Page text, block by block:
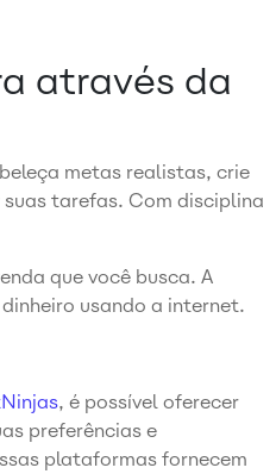
através da
metas realistas, crie
tarefas. Com disciplina
que você busca. A
usando a internet.
, é possível oferecer
preferências e
plataformas fornecem